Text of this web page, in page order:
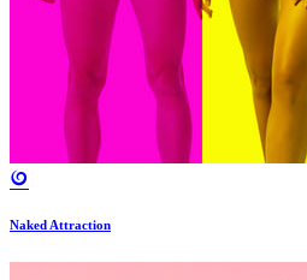
Naked Attraction